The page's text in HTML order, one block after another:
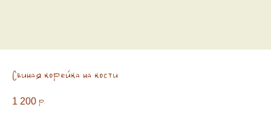
Свиная корейка на кости
1 200 р.